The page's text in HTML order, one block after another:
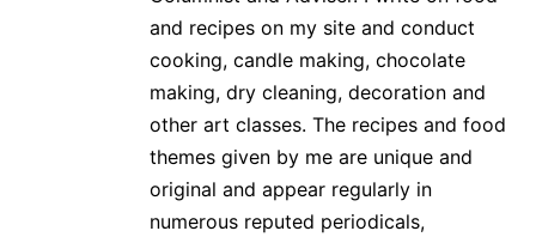
and recipes on my site and conduct
cooking, candle making, chocolate
making, dry cleaning, decoration and
other art classes. The recipes and food
themes given by me are unique and
original and appear regularly in
numerous reputed periodicals,